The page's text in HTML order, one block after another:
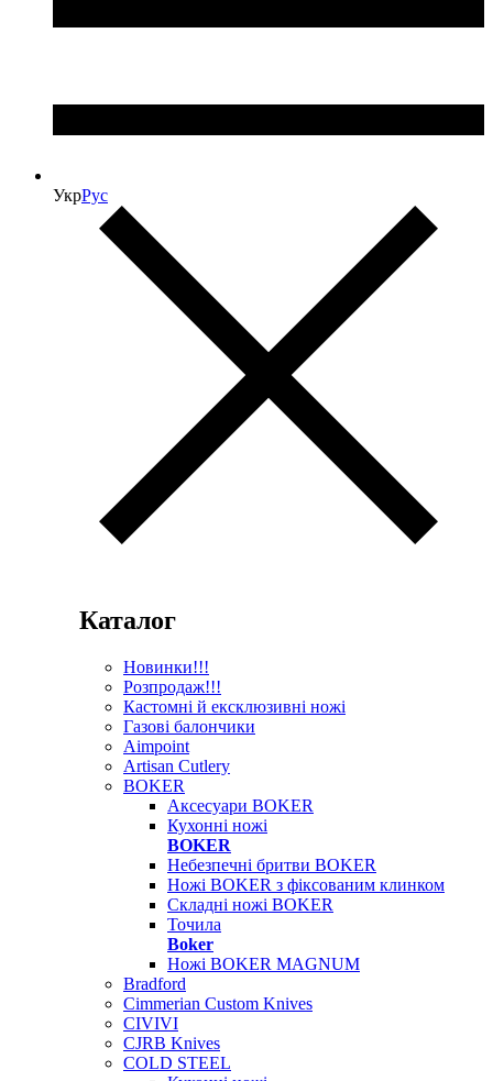
УкрРус
Каталог
Новинки!!!
Розпродаж!!!
Кастомні й ексклюзивні ножі
Газові балончики
Aimpoint
Artisan Cutlery
BOKER
Аксесуари BOKER
Кухонні ножі
BOKER
Небезпечні бритви BOKER
Ножі BOKER з фіксованим клинком
Складні ножі BOKER
Точила
Boker
Ножі BOKER MAGNUM
Bradford
Cimmerian Custom Knives
CIVIVI
CJRB Knives
COLD STEEL